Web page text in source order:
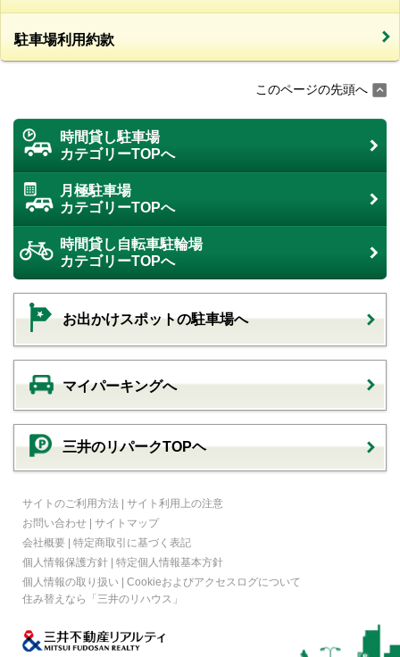
駐車場利用約款
このページの先頭へ
時間貸し駐車場
カテゴリーTOPへ
月極駐車場
カテゴリーTOPへ
時間貸し自転車駐輪場
カテゴリーTOPへ
お出かけスポットの駐車場へ
マイパーキングへ
三井のリパークTOPヘ
サイトのご利用方法 | サイト利用上の注意
お問い合わせ | サイトマップ
会社概要 | 特定商取引に基づく表記
個人情報保護方針 | 特定個人情報基本方針
個人情報の取り扱い | Cookieおよびアクセスログについて
住み替えなら
「三井のリハウス」